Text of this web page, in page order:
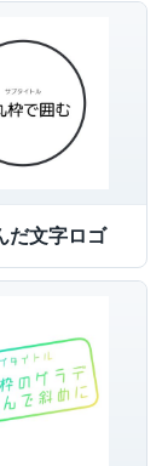
だ文字ロゴ